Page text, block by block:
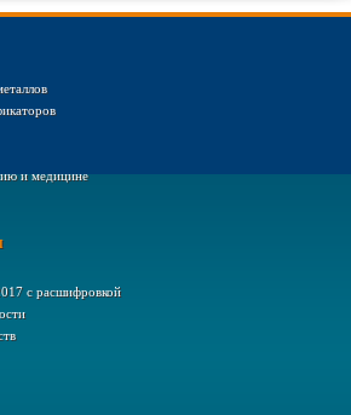
и медицине
с расшифровкой